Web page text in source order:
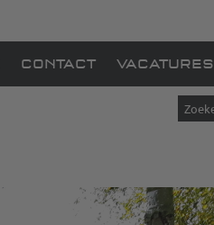
CONTACT VACATURES